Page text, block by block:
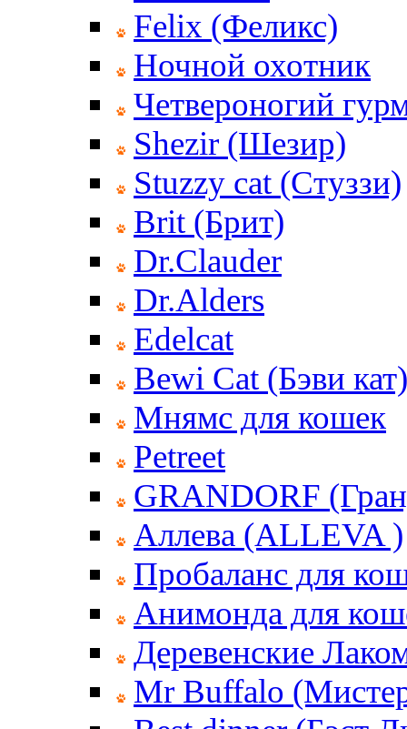
Felix (Феликс)
Ночной охотник
Четвероногий
Shezir (Шезир)
Stuzzy cat (Стуззи)
Brit (Брит)
Dr.Clauder
Dr.Alders
Edelcat
Bewi Cat (Бэви кат)
Мнямс для кошек
Petreet
GRANDORF
Аллева (ALLEVA )
Пробаланс для
Анимонда для
Деревенские
Mr Buffalo